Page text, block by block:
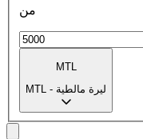
من
MTL
MTL - ليرة مالطية